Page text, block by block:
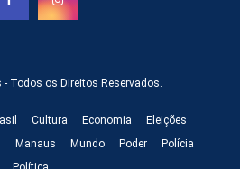
- Todos os Direitos Reservados.
Cultura Economia
Eleições
Manaus Mundo Poder
Polícia